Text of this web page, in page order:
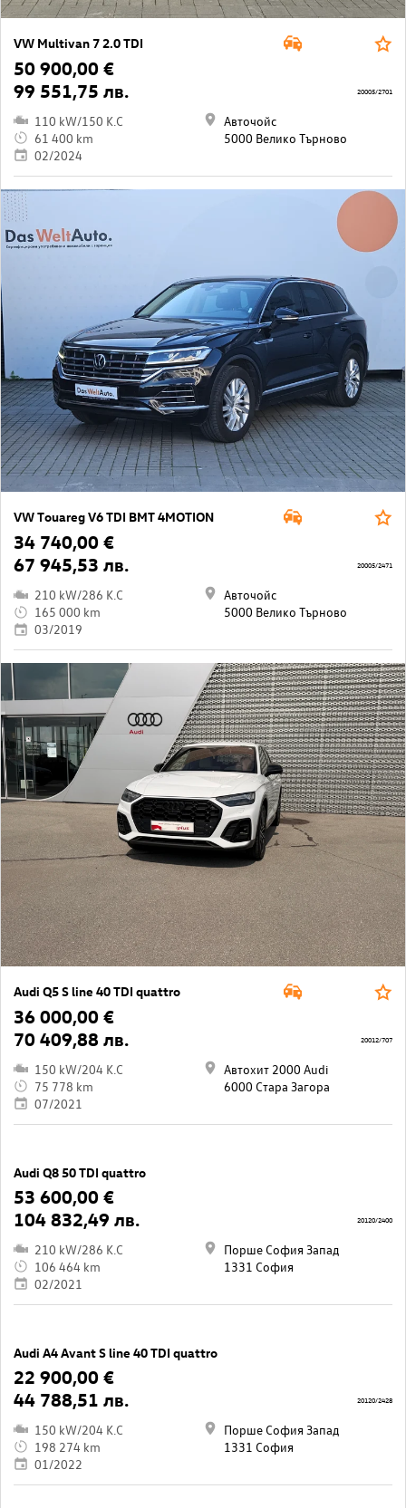
VW Multivan 7 2.0 TDI
50 900,00 €
99 551,75 лв.
110 kW/150 K.C
61 400 km
02/2024
Авточойс
5000 Велико Търново
20005/2701
VW Touareg V6 TDI BMT 4MOTION
34 740,00 €
67 945,53 лв.
210 kW/286 K.C
165 000 km
03/2019
Авточойс
5000 Велико Търново
20005/2471
Audi Q5 S line 40 TDI quattro
36 000,00 €
70 409,88 лв.
150 kW/204 K.C
75 778 km
07/2021
Автохит 2000 Audi
6000 Стара Загора
20012/707
Audi Q8 50 TDI quattro
53 600,00 €
104 832,49 лв.
210 kW/286 K.C
106 464 km
02/2021
Порше София Запад
1331 София
20120/2400
Audi A4 Avant S line 40 TDI quattro
22 900,00 €
44 788,51 лв.
150 kW/204 K.C
198 274 km
01/2022
Порше София Запад
1331 София
20120/2428